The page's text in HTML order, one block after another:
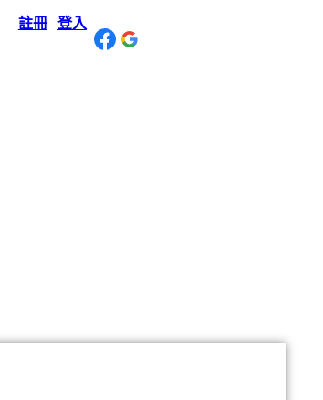
註冊 登入